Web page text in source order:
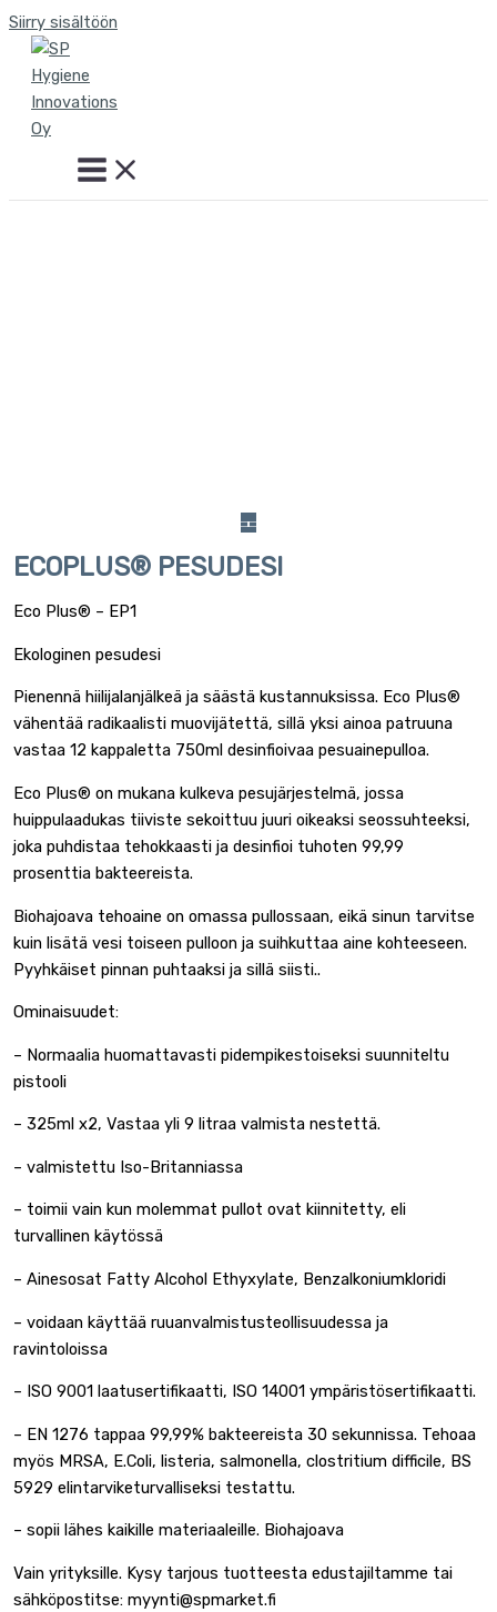
Siirry sisältöön
ECOPLUS® PESUDESI
Eco Plus® – EP1
Ekologinen pesudesi
Pienennä hiilijalanjälkeä ja säästä kustannuksissa. Eco Plus®
vähentää radikaalisti muovijätettä, sillä yksi ainoa patruuna
vastaa 12 kappaletta 750ml desinfioivaa pesuainepulloa.
Eco Plus® on mukana kulkeva pesujärjestelmä, jossa
huippulaadukas tiiviste sekoittuu juuri oikeaksi seossuhteeksi,
joka puhdistaa tehokkaasti ja desinfioi tuhoten 99,99
prosenttia bakteereista.
Biohajoava tehoaine on omassa pullossaan, eikä sinun tarvitse
kuin lisätä vesi toiseen pulloon ja suihkuttaa aine kohteeseen.
Pyyhkäiset pinnan puhtaaksi ja sillä siisti..
Ominaisuudet:
– Normaalia huomattavasti pidempikestoiseksi suunniteltu
pistooli
– 325ml x2, Vastaa yli 9 litraa valmista nestettä.
– valmistettu Iso-Britanniassa
– toimii vain kun molemmat pullot ovat kiinnitetty, eli
turvallinen käytössä
– Ainesosat Fatty Alcohol Ethyxylate, Benzalkoniumkloridi
– voidaan käyttää ruuanvalmistusteollisuudessa ja
ravintoloissa
– ISO 9001 laatusertifikaatti, ISO 14001 ympäristösertifikaatti.
– EN 1276 tappaa 99,99% bakteereista 30 sekunnissa. Tehoaa
myös MRSA, E.Coli, listeria, salmonella, clostritium difficile, BS
5929 elintarviketurvalliseksi testattu.
– sopii lähes kaikille materiaaleille. Biohajoava
Vain yrityksille. Kysy tarjous tuotteesta edustajiltamme tai
sähköpostitse: myynti@spmarket.fi